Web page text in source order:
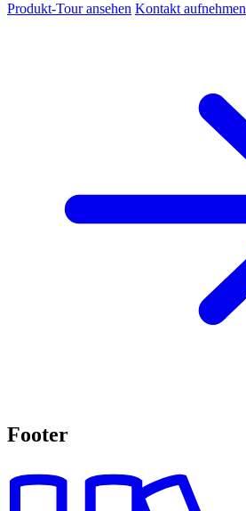
Produkt-Tour ansehen Kontakt aufnehmen
Footer